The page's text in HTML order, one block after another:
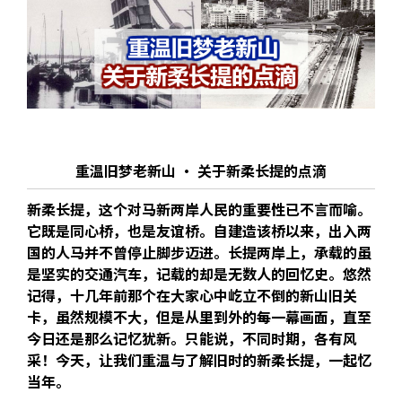
重温旧梦老新山 · 关于新柔长提的点滴
新柔长提，这个对马新两岸人民的重要性已不言而喻。
它既是同心桥，也是友谊桥。自建造该桥以来，出入两
国的人马并不曾停止脚步迈进。长提两岸上，承载的虽
是坚实的交通汽车，记载的却是无数人的回忆史。悠然
记得，十几年前那个在大家心中屹立不倒的新山旧关
卡，虽然规模不大，但是从里到外的每一幕画面，直至
今日还是那么记忆犹新。只能说，不同时期，各有风
采！今天，让我们重温与了解旧时的新柔长提，一起忆
当年。